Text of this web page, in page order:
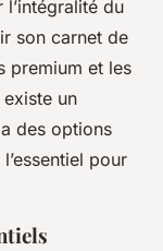
du
son carnet de
premium et les
un
des options
pour